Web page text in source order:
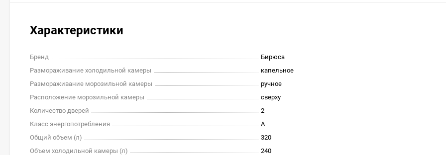
Характеристики
Бренд
Бирюса
Размораживание холодильной камеры
капельное
Размораживание морозильной камеры
ручное
Расположение морозильной камеры
сверху
Количество дверей
2
Класс энергопотребления
A
Общий объем (л)
320
Объем холодильной камеры (л)
240